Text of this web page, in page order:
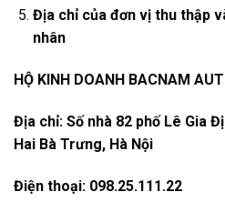
Địa chỉ của đơn vị thu thập
nhân
HỘ KINH DOANH BACNAM
Địa chỉ: Số nhà 82 phố Lê Gia
Hai Bà Trưng, Hà Nội
Điện thoại: 098.25.111.22